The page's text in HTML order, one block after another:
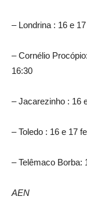
– Londrina : 16 e
– Cornélio
16:30
– Jacarezinho : 16
– Toledo : 16 e 17
– Telêmaco Borba:
AEN